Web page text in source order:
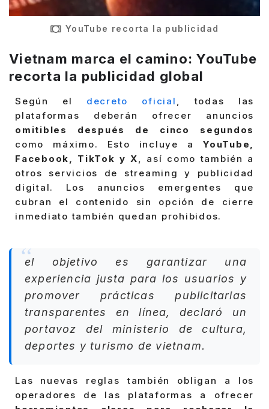
YouTube recorta la publicidad
Vietnam marca el camino: YouTube
recorta la publicidad global
Según el decreto oficial , todas las
plataformas deberán ofrecer anuncios
omitibles después de cinco segundos
como máximo. Esto incluye a YouTube,
Facebook, TikTok y X, así como también a
otros servicios de streaming y publicidad
digital. Los anuncios emergentes que
cubran el contenido sin opción de cierre
inmediato también quedan prohibidos.
el objetivo es garantizar una
experiencia justa para los usuarios y
promover prácticas publicitarias
transparentes en línea, declaró un
portavoz del ministerio de cultura,
deportes y turismo de vietnam.
Las nuevas reglas también obligan a los
operadores de las plataformas a ofrecer